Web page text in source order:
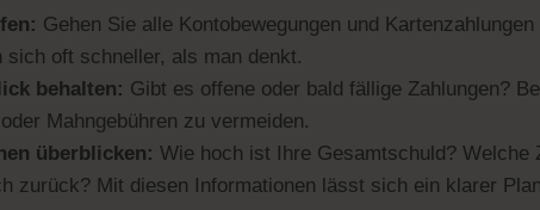
Gehen Sie alle Kontobewegungen und
sich oft schneller, als man denkt.
behalten: Gibt es offene oder bald fällige Zahlungen?
Mahngebühren zu vermeiden.
überblicken: Wie hoch ist Ihre Gesamtschuld? Welche
zurück? Mit diesen Informationen lässt sich ein klarer